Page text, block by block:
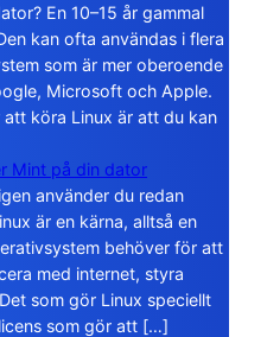
En 10–15 år gammal
kan ofta användas i flera
som är mer oberoende
Microsoft och Apple.
köra Linux är att du kan
Mint på din dator
använder du redan
är en kärna, alltså en
behöver för att
med internet, styra
som gör Linux speciellt
som gör att […]